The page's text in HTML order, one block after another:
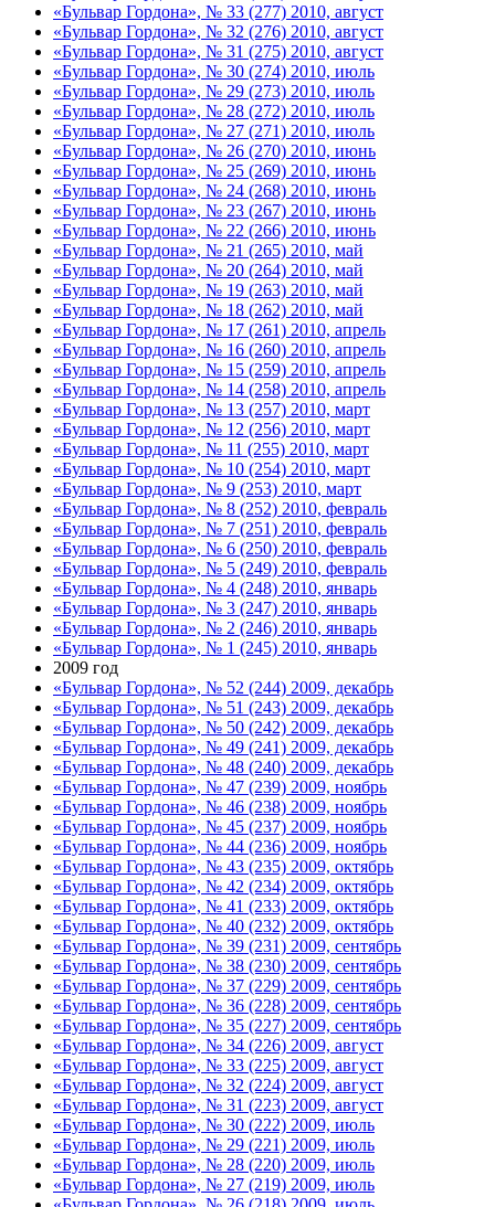
«Бульвар Гордона», № 33 (277) 2010, август
«Бульвар Гордона», № 32 (276) 2010, август
«Бульвар Гордона», № 31 (275) 2010, август
«Бульвар Гордона», № 30 (274) 2010, июль
«Бульвар Гордона», № 29 (273) 2010, июль
«Бульвар Гордона», № 28 (272) 2010, июль
«Бульвар Гордона», № 27 (271) 2010, июль
«Бульвар Гордона», № 26 (270) 2010, июнь
«Бульвар Гордона», № 25 (269) 2010, июнь
«Бульвар Гордона», № 24 (268) 2010, июнь
«Бульвар Гордона», № 23 (267) 2010, июнь
«Бульвар Гордона», № 22 (266) 2010, июнь
«Бульвар Гордона», № 21 (265) 2010, май
«Бульвар Гордона», № 20 (264) 2010, май
«Бульвар Гордона», № 19 (263) 2010, май
«Бульвар Гордона», № 18 (262) 2010, май
«Бульвар Гордона», № 17 (261) 2010, апрель
«Бульвар Гордона», № 16 (260) 2010, апрель
«Бульвар Гордона», № 15 (259) 2010, апрель
«Бульвар Гордона», № 14 (258) 2010, апрель
«Бульвар Гордона», № 13 (257) 2010, март
«Бульвар Гордона», № 12 (256) 2010, март
«Бульвар Гордона», № 11 (255) 2010, март
«Бульвар Гордона», № 10 (254) 2010, март
«Бульвар Гордона», № 9 (253) 2010, март
«Бульвар Гордона», № 8 (252) 2010, февраль
«Бульвар Гордона», № 7 (251) 2010, февраль
«Бульвар Гордона», № 6 (250) 2010, февраль
«Бульвар Гордона», № 5 (249) 2010, февраль
«Бульвар Гордона», № 4 (248) 2010, январь
«Бульвар Гордона», № 3 (247) 2010, январь
«Бульвар Гордона», № 2 (246) 2010, январь
«Бульвар Гордона», № 1 (245) 2010, январь
2009 год
«Бульвар Гордона», № 52 (244) 2009, декабрь
«Бульвар Гордона», № 51 (243) 2009, декабрь
«Бульвар Гордона», № 50 (242) 2009, декабрь
«Бульвар Гордона», № 49 (241) 2009, декабрь
«Бульвар Гордона», № 48 (240) 2009, декабрь
«Бульвар Гордона», № 47 (239) 2009, ноябрь
«Бульвар Гордона», № 46 (238) 2009, ноябрь
«Бульвар Гордона», № 45 (237) 2009, ноябрь
«Бульвар Гордона», № 44 (236) 2009, ноябрь
«Бульвар Гордона», № 43 (235) 2009, октябрь
«Бульвар Гордона», № 42 (234) 2009, октябрь
«Бульвар Гордона», № 41 (233) 2009, октябрь
«Бульвар Гордона», № 40 (232) 2009, октябрь
«Бульвар Гордона», № 39 (231) 2009, сентябрь
«Бульвар Гордона», № 38 (230) 2009, сентябрь
«Бульвар Гордона», № 37 (229) 2009, сентябрь
«Бульвар Гордона», № 36 (228) 2009, сентябрь
«Бульвар Гордона», № 35 (227) 2009, сентябрь
«Бульвар Гордона», № 34 (226) 2009, август
«Бульвар Гордона», № 33 (225) 2009, август
«Бульвар Гордона», № 32 (224) 2009, август
«Бульвар Гордона», № 31 (223) 2009, август
«Бульвар Гордона», № 30 (222) 2009, июль
«Бульвар Гордона», № 29 (221) 2009, июль
«Бульвар Гордона», № 28 (220) 2009, июль
«Бульвар Гордона», № 27 (219) 2009, июль